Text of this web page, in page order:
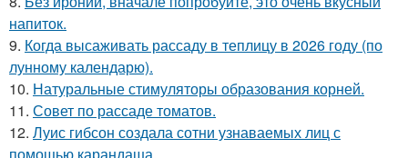
напиток.
9. Когда высаживать рассаду в теплицу в 2026 году (по
лунному календарю).
10. Натуральные стимуляторы образования корней.
11. Совет по рассаде томатов.
12. Луис гибсон создала сотни узнаваемых лиц с
помощью карандаша.